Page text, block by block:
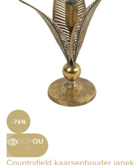
-76%
SOLD OU
T
Countryfield kaarsenhouder janek